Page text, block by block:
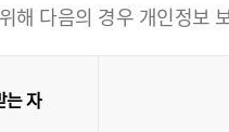
다음의 경우 개인정보
는 자